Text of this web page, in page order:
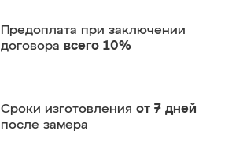
Предоплата при заключении
договора всего 10%
Сроки изготовления от 7 дней
после замера